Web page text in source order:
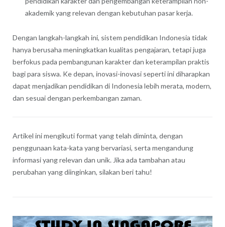
akademik yang relevan dengan kebutuhan pasar kerja.
Dengan langkah-langkah ini, sistem pendidikan Indonesia tidak
hanya berusaha meningkatkan kualitas pengajaran, tetapi juga
berfokus pada pembangunan karakter dan keterampilan praktis
bagi para siswa. Ke depan, inovasi-inovasi seperti ini diharapkan
dapat menjadikan pendidikan di Indonesia lebih merata, modern,
dan sesuai dengan perkembangan zaman.
Artikel ini mengikuti format yang telah diminta, dengan
penggunaan kata-kata yang bervariasi, serta mengandung
informasi yang relevan dan unik. Jika ada tambahan atau
perubahan yang diinginkan, silakan beri tahu!